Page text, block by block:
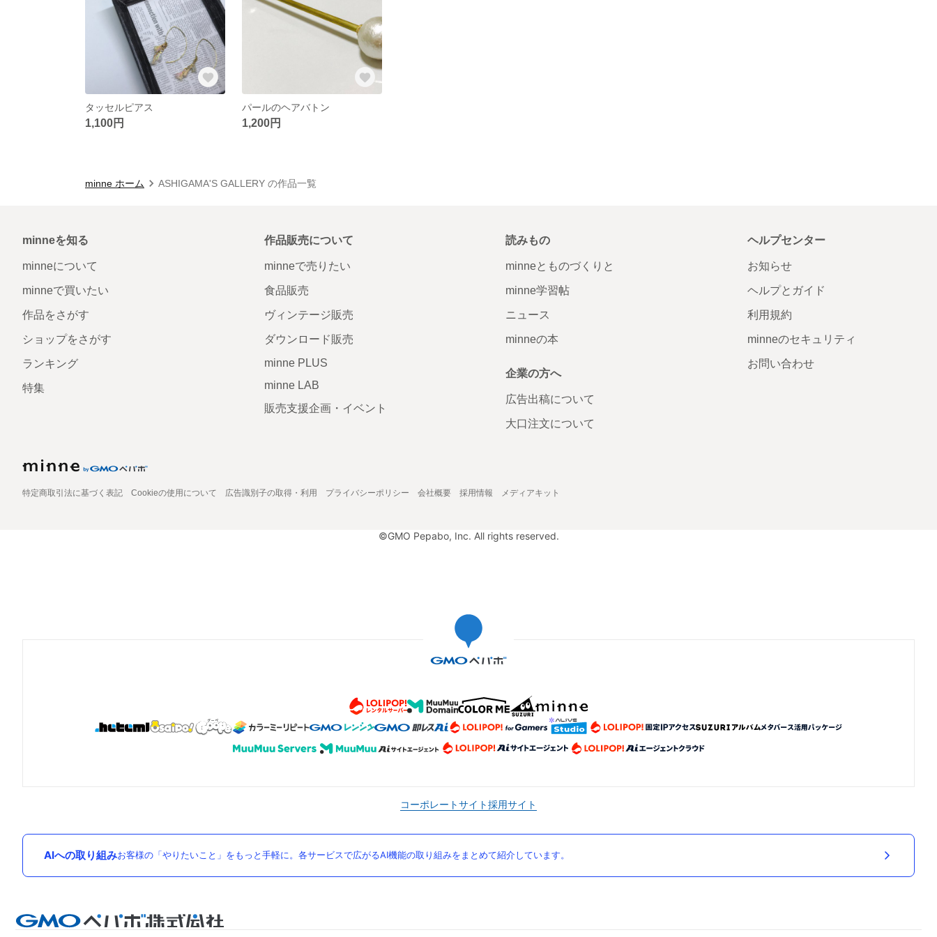
タッセルピアス
1,100円
パールのヘアバトン
1,200円
minne ホーム ASHIGAMA'S GALLERY の作品一覧
minneを知る
minneについて
minneで買いたい
作品をさがす
ショップをさがす
ランキング
特集
作品販売について
minneで売りたい
食品販売
ヴィンテージ販売
ダウンロード販売
minne PLUS
minne LAB
販売支援企画・イベント
読みもの
minneとものづくりと
minne学習帖
ニュース
minneの本
企業の方へ
広告出稿について
大口注文について
ヘルプセンター
お知らせ
ヘルプとガイド
利用規約
minneのセキュリティ
お問い合わせ
特定商取引法に基づく表記 Cookieの使用について 広告識別子の取得・利用 プライバシーポリシー 会社概要 採用情報 メディアキット
©GMO Pepabo, Inc. All rights reserved.
コーポレートサイト採用サイト
AIへの取り組みお客様の「やりたいこと」をもっと手軽に。各サービスで広がるAI機能の取り組みをまとめて紹介しています。